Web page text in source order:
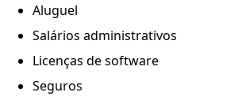
Aluguel
Salários administrativos
Licenças de software
Seguros